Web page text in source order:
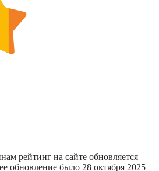
рейтинг на сайте обновляется
обновление было 28 октября 2025